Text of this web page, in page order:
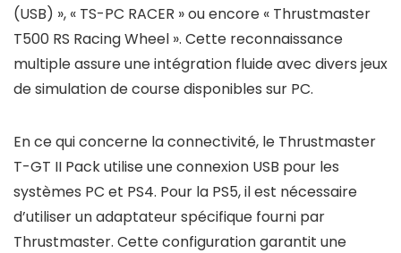
(USB) », « TS-PC RACER » ou encore « Thrustmaster
T500 RS Racing Wheel ». Cette reconnaissance
multiple assure une intégration fluide avec divers jeux
de simulation de course disponibles sur PC.
En ce qui concerne la connectivité, le Thrustmaster
T-GT II Pack utilise une connexion USB pour les
systèmes PC et PS4. Pour la PS5, il est nécessaire
d’utiliser un adaptateur spécifique fourni par
Thrustmaster. Cette configuration garantit une